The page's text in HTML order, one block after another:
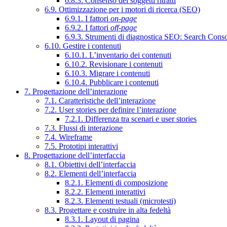
6.9. Ottimizzazione per i motori di ricerca (SEO)
6.9.1. I fattori on-page
6.9.2. I fattori off-page
6.9.3. Strumenti di diagnostica SEO: Search
6.10. Gestire i contenuti
6.10.1. L’inventario dei contenuti
6.10.2. Revisionare i contenuti
6.10.3. Migrare i contenuti
6.10.4. Pubblicare i contenuti
7. Progettazione dell’interazione
7.1. Caratteristiche dell’interazione
7.2. User stories per definire l’interazione
7.2.1. Differenza tra scenari e user stories
7.3. Flussi di interazione
7.4. Wireframe
7.5. Prototipi interattivi
8. Progettazione dell’interfaccia
8.1. Obiettivi dell’interfaccia
8.2. Elementi dell’interfaccia
8.2.1. Elementi di composizione
8.2.2. Elementi interattivi
8.2.3. Elementi testuali (microtesti)
8.3. Progettare e costruire in alta fedeltà
8.3.1. Layout di pagina